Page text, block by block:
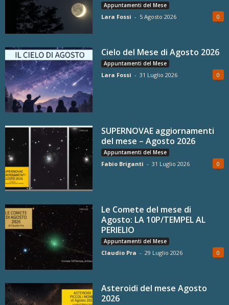
Appuntamenti del Mese
Lara Fossi - 5 Agosto 2026 0
Cielo del Mese di Agosto 2026
Appuntamenti del Mese
Lara Fossi - 31 Luglio 2026 0
SUPERNOVAE aggiornamenti
del mese – Agosto 2026
Appuntamenti del Mese
Fabio Briganti - 31 Luglio 2026 0
Le Comete del mese di
Agosto: LA 10P/TEMPEL AL
PERIELIO
Appuntamenti del Mese
Claudio Pra - 29 Luglio 2026 0
Asteroidi del mese Agosto
2026